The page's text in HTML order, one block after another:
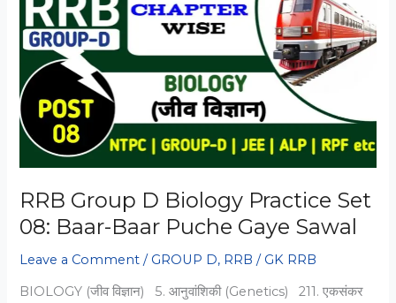
RRB Group D Biology Practice Set
08: Baar-Baar Puche Gaye Sawal
Leave a Comment / GROUP D, RRB / GK RRB
BIOLOGY (जीव विज्ञान) 5. आनुवांशिकी (Genetics) 211. एकसंकर